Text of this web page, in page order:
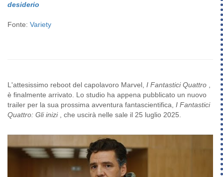
desiderio
Fonte: Variety
L'attesissimo reboot del capolavoro Marvel, I Fantastici Quattro ,
è finalmente arrivato. Lo studio ha appena pubblicato un nuovo
trailer per la sua prossima avventura fantascientifica, I Fantastici
Quattro: Gli inizi, che uscirà nelle sale il 25 luglio 2025.